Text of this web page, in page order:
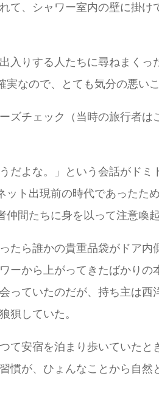
て、シャワー室内の壁に掛け
入りする人たちに尋ねまくっ
なので、とても気分の悪いこ
ズチェック（当時の旅行者は
だよな。」という会話がドミ
ト出現前の時代であったた
間たちに身を以って注意喚
ら誰かの貴重品袋がドア内
から上がってきたばかりの
っていたのだが、持ち主は西
狽していた。
て安宿を泊まり歩いていたと
慣が、ひょんなことから自然